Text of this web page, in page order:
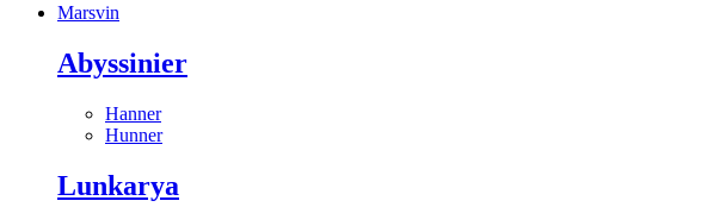
Marsvin
Abyssinier
Hanner
Hunner
Lunkarya